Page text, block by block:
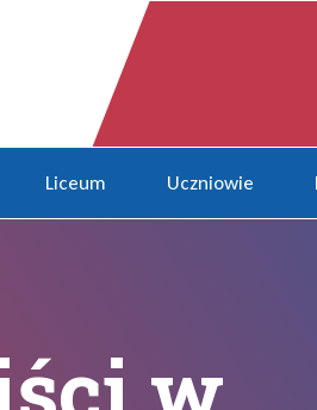
Liceum Uczniowie